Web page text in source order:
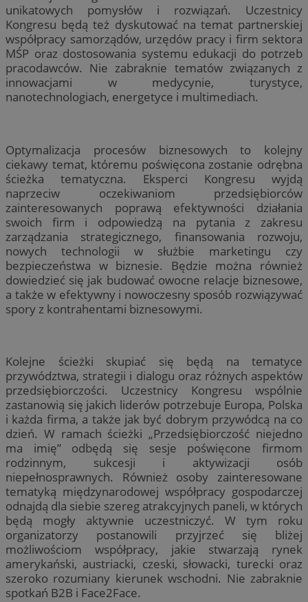
unikatowych pomysłów i rozwiązań. Uczestnicy
Kongresu będą też dyskutować na temat partnerskiej
współpracy samorządów, urzędów pracy i firm sektora
MŚP oraz dostosowania systemu edukacji do potrzeb
pracodawców. Nie zabraknie tematów związanych z
innowacjami w medycynie, turystyce,
nanotechnologiach, energetyce i multimediach.
Optymalizacja procesów biznesowych to kolejny
ciekawy temat, któremu poświęcona zostanie odrębna
ścieżka tematyczna. Eksperci Kongresu wyjdą
naprzeciw oczekiwaniom przedsiębiorców
zainteresowanych poprawą efektywności działania
swoich firm i odpowiedzą na pytania z zakresu
zarządzania strategicznego, finansowania rozwoju,
nowych technologii w służbie marketingu czy
bezpieczeństwa w biznesie. Będzie można również
dowiedzieć się jak budować owocne relacje biznesowe,
a także w efektywny i nowoczesny sposób rozwiązywać
spory z kontrahentami biznesowymi.
Kolejne ścieżki skupiać się będą na tematyce
przywództwa, strategii i dialogu oraz różnych aspektów
przedsiębiorczości. Uczestnicy Kongresu wspólnie
zastanowią się jakich liderów potrzebuje Europa, Polska
i każda firma, a także jak być dobrym przywódcą na co
dzień. W ramach ścieżki „Przedsiębiorczość niejedno
ma imię” odbędą się sesje poświęcone firmom
rodzinnym, sukcesji i aktywizacji osób
niepełnosprawnych. Również osoby zainteresowane
tematyką międzynarodowej współpracy gospodarczej
odnajdą dla siebie szereg atrakcyjnych paneli, w których
będą mogły aktywnie uczestniczyć. W tym roku
organizatorzy postanowili przyjrzeć się bliżej
możliwościom współpracy, jakie stwarzają rynek
amerykański, austriacki, czeski, słowacki, turecki oraz
szeroko rozumiany kierunek wschodni. Nie zabraknie
spotkań B2B i Face2Face.